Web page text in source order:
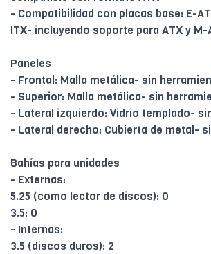
- Compatibilidad con placas base: E-
ITX- incluyendo soporte para ATX y M-
Paneles
- Frontal: Malla metálica- sin
- Superior: Malla metálica- sin
- Lateral izquierdo: Vidrio templado-
- Lateral derecho: Cubierta de metal-
Bahías para unidades
- Externas:
5.25 (como lector de discos): 0
3.5: 0
- Internas:
3.5 (discos duros): 2